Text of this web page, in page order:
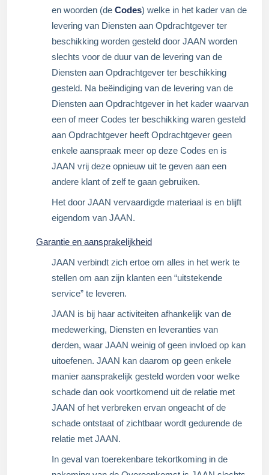
en woorden (de Codes) welke in het kader van de
levering van Diensten aan Opdrachtgever ter
beschikking worden gesteld door JAAN worden
slechts voor de duur van de levering van de
Diensten aan Opdrachtgever ter beschikking
gesteld. Na beëindiging van de levering van de
Diensten aan Opdrachtgever in het kader waarvan
een of meer Codes ter beschikking waren gesteld
aan Opdrachtgever heeft Opdrachtgever geen
enkele aanspraak meer op deze Codes en is
JAAN vrij deze opnieuw uit te geven aan een
andere klant of zelf te gaan gebruiken.
Het door JAAN vervaardigde materiaal is en blijft
eigendom van JAAN.
Garantie en aansprakelijkheid
JAAN verbindt zich ertoe om alles in het werk te
stellen om aan zijn klanten een “uitstekende
service” te leveren.
JAAN is bij haar activiteiten afhankelijk van de
medewerking, Diensten en leveranties van
derden, waar JAAN weinig of geen invloed op kan
uitoefenen. JAAN kan daarom op geen enkele
manier aansprakelijk gesteld worden voor welke
schade dan ook voortkomend uit de relatie met
JAAN of het verbreken ervan ongeacht of de
schade ontstaat of zichtbaar wordt gedurende de
relatie met JAAN.
In geval van toerekenbare tekortkoming in de